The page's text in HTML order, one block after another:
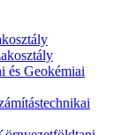
és Geokémiai